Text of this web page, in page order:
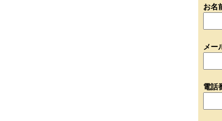
お名
メー
電話